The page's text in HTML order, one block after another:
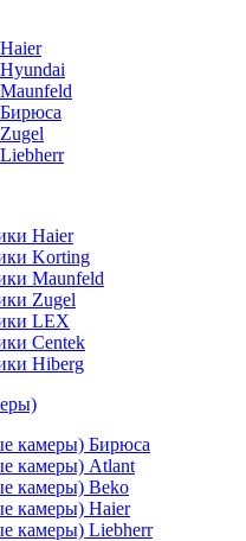
Haier
Korting
Maunfeld
Zugel
LEX
Centek
Hiberg
камеры) Бирюса
камеры) Atlant
камеры) Beko
камеры) Haier
камеры) Liebherr